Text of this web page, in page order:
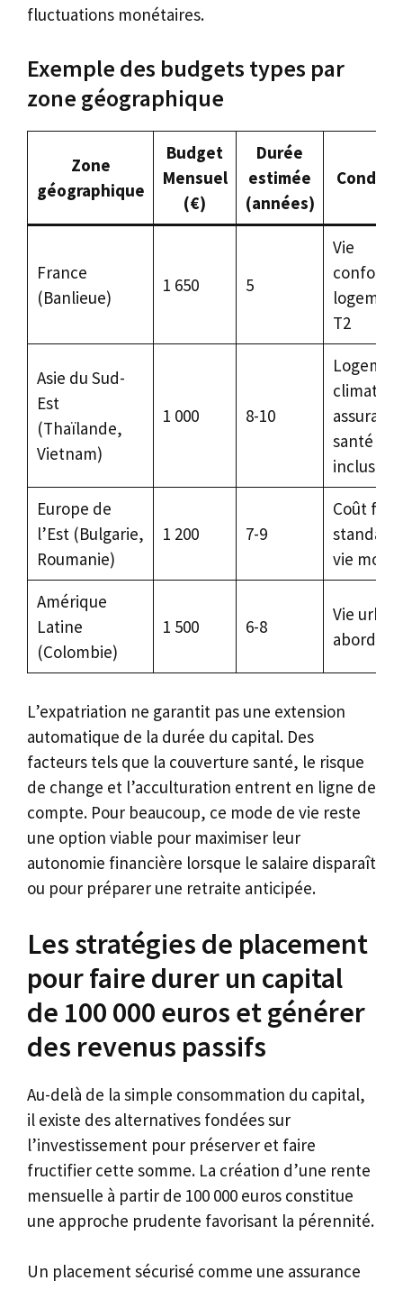
fluctuations monétaires.
Exemple des budgets types par
zone géographique
Zone
géographique
Budget
Mensuel
(€)
Durée
estimée
(années)
France
(Banlieue)
1 650 5
Vie
logement
T2
Asie du Sud-
Est
(Thaïlande,
Vietnam)
1 000 8-10
climatisé,
santé
incluse
Europe de
l’Est (Bulgarie,
Roumanie)
1 200 7-9
Coût
standard
vie
Amérique
Latine
(Colombie)
1 500 6-8
Vie
L’expatriation ne garantit pas une extension
automatique de la durée du capital. Des
facteurs tels que la couverture santé, le risque
de change et l’acculturation entrent en ligne de
compte. Pour beaucoup, ce mode de vie reste
une option viable pour maximiser leur
autonomie financière lorsque le salaire disparaît
ou pour préparer une retraite anticipée.
Les stratégies de placement
pour faire durer un capital
de 100 000 euros et générer
des revenus passifs
Au-delà de la simple consommation du capital,
il existe des alternatives fondées sur
l’investissement pour préserver et faire
fructifier cette somme. La création d’une rente
mensuelle à partir de 100 000 euros constitue
une approche prudente favorisant la pérennité.
Un placement sécurisé comme une assurance